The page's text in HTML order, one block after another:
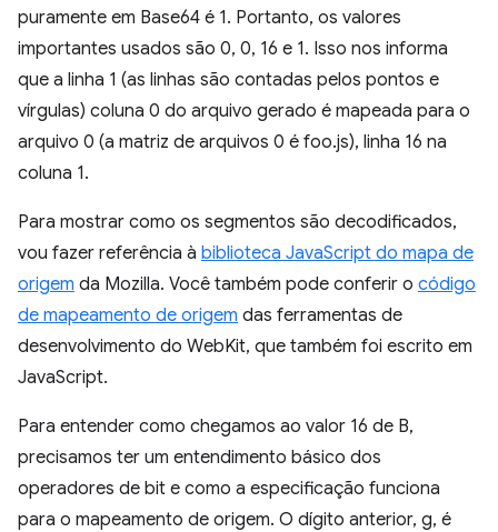
puramente em Base64 é 1. Portanto, os valores
importantes usados são 0, 0, 16 e 1. Isso nos informa
que a linha 1 (as linhas são contadas pelos pontos e
vírgulas) coluna 0 do arquivo gerado é mapeada para o
arquivo 0 (a matriz de arquivos 0 é foo.js), linha 16 na
coluna 1.
Para mostrar como os segmentos são decodificados,
vou fazer referência à biblioteca JavaScript do mapa de
origem da Mozilla. Você também pode conferir o código
de mapeamento de origem das ferramentas de
desenvolvimento do WebKit, que também foi escrito em
JavaScript.
Para entender como chegamos ao valor 16 de B,
precisamos ter um entendimento básico dos
operadores de bit e como a especificação funciona
para o mapeamento de origem. O dígito anterior, g, é